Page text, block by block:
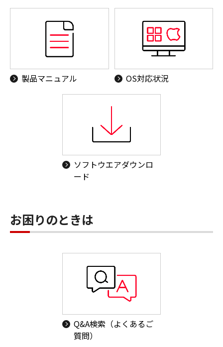
製品マニュアル OS対応状況
ソフトウエアダウンロ
ード
お困りのときは
Q&A検索（よくあるご
質問）